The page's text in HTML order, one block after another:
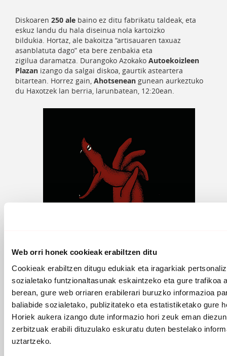
Web orri honek cookieak erabiltzen ditu
Cookieak erabiltzen ditugu edukiak eta iragarkiak
sozialetako funtzionaltasunak eskaintzeko eta gure trafikoa
berean, gure web orriaren erabilerari buruzko informazioa
baliabide sozialetako, publizitateko eta estatistiketako gure
Horiek aukera izango dute informazio hori zeuk eman
zerbitzuak erabili dituzulako eskuratu duten bestelako
uztartzeko.
Diskoaren 250 ale baino ez ditu fabrikatu taldeak, eta
eskuz landu du hala diseinua nola kartoizko
bildukia. Hortaz, ale bakoitza “artisauaren taxuaz
asanblatuta dago” eta bere zenbakia eta
zigilua daramatza. Durangoko Azokako Autoekoizleen
Plazan izango da salgai diskoa, gaurtik asteartera
bitartean. Horrez gain, Ahotsenean gunean aurkeztuko
du Haxotzek lan berria, larunbatean, 12:20ean.
Iñaki del Olmo taldekideak egin du azalaren diseinua.